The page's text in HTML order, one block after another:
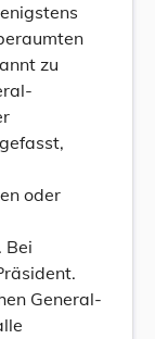
zu
oder
Bei
General-